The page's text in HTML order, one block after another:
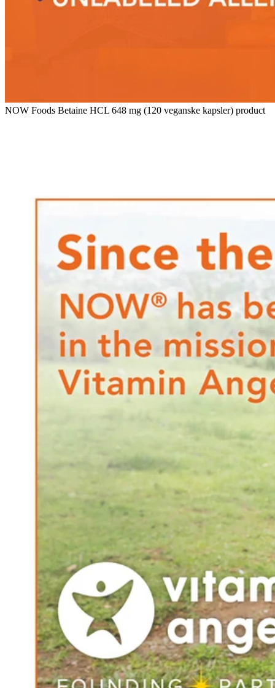
NOW Foods Betaine HCL 648 mg (120 veganske kapsler) product